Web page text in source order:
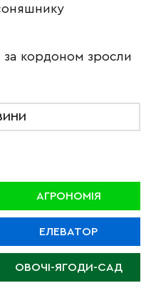
за кордоном зросли
АГРОНОМІЯ
ЕЛЕВАТОР
ОВОЧІ-ЯГОДИ-САД